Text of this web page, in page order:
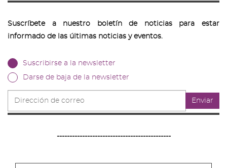
Suscríbete a nuestro boletín de noticias para estar
informado de las últimas noticias y eventos.
Suscribirse a la newsletter
Darse de baja de la newsletter
de
correo
Enviar
---------------------------------------------